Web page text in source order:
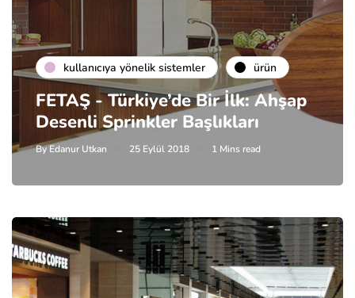
kullanıcıya yönelik sistemler ürün
FETAŞ - Türkiye’de Bir İlk: Ahşap
Desenli Sprinkler Başlıkları
ByEdanur Utkan 25 Eylül 2018 1 Mins read